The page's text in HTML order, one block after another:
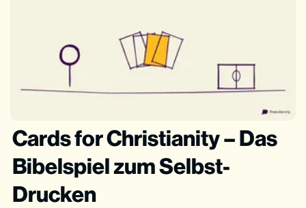
Cards for Christianity – Das
Bibelspiel zum Selbst-
Drucken